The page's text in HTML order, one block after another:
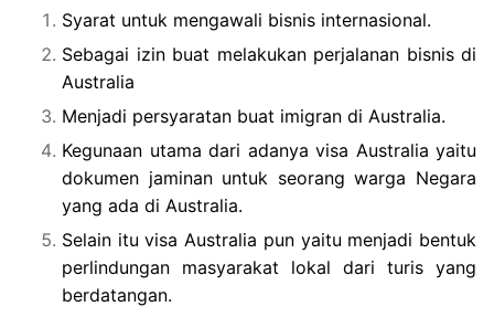
Syarat untuk mengawali bisnis internasional.
Sebagai izin buat melakukan perjalanan bisnis di
Australia
Menjadi persyaratan buat imigran di Australia.
Kegunaan utama dari adanya visa Australia yaitu
dokumen jaminan untuk seorang warga Negara
yang ada di Australia.
Selain itu visa Australia pun yaitu menjadi bentuk
perlindungan masyarakat lokal dari turis yang
berdatangan.